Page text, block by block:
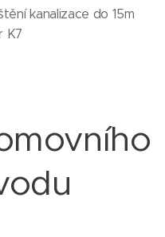
kanalizace do 15m
K7